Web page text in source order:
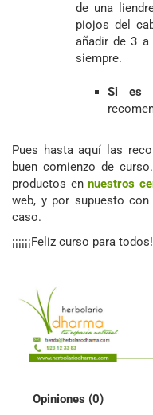
de una
piojos del
añadir de 3
siempre.
Si es
Pues hasta aquí las
buen comienzo de
productos ennuestros
web, y por supuesto
caso.
¡¡¡¡¡¡Feliz curso para
Opiniones (0)